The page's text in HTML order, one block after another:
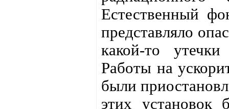
Естественный
представляло
какой-то
Работы на
были
этих установок